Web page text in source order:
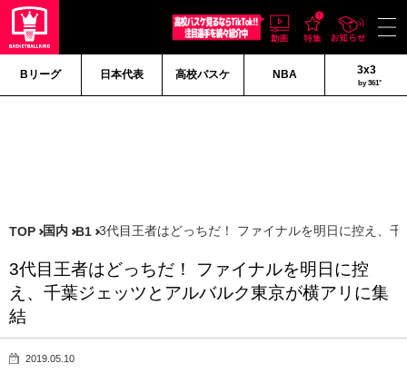
Bリーグ 日本代表 高校バスケ NBA 3x3
by 361°
TOP 国内 B1 3代目王者はどっちだ！ ファイナルを明日に控え、
3代目王者はどっちだ！ ファイナルを明日に控
え、千葉ジェッツとアルバルク東京が横アリに集
結
2019.05.10